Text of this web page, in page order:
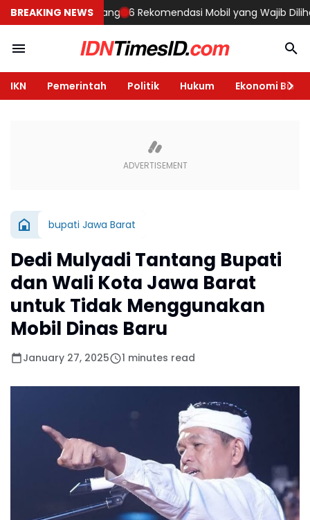
BREAKING NEWS
di Semarang 6 Rekomendasi Mobil yang Wajib Dilihat di
IKN Pemerintah Politik Hukum Ekonomi Bisnis
bupati Jawa Barat
Dedi Mulyadi Tantang Bupati
dan Wali Kota Jawa Barat
untuk Tidak Menggunakan
Mobil Dinas Baru
January 27, 2025 1 minutes read